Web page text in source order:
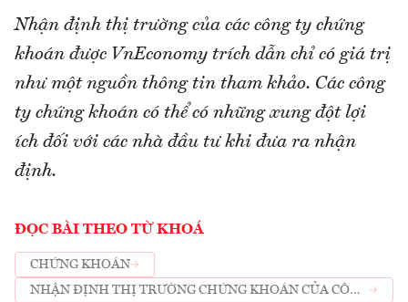
Nhận định thị trường của các công ty chứng
khoán được VnEconomy trích dẫn chỉ có giá trị
như một nguồn thông tin tham khảo. Các công
ty chứng khoán có thể có những xung đột lợi
ích đối với các nhà đầu tư khi đưa ra nhận
định.
ĐỌC BÀI THEO TỪ KHOÁ
CHỨNG KHOÁN
NHẬN ĐỊNH THỊ TRƯỜNG CHỨNG KHOÁN CỦA CÔNG